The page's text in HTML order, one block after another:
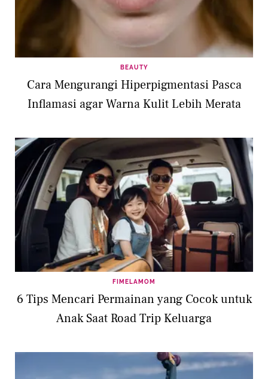
BEAUTY
Cara Mengurangi Hiperpigmentasi Pasca
Inflamasi agar Warna Kulit Lebih Merata
FIMELAMOM
6 Tips Mencari Permainan yang Cocok untuk
Anak Saat Road Trip Keluarga